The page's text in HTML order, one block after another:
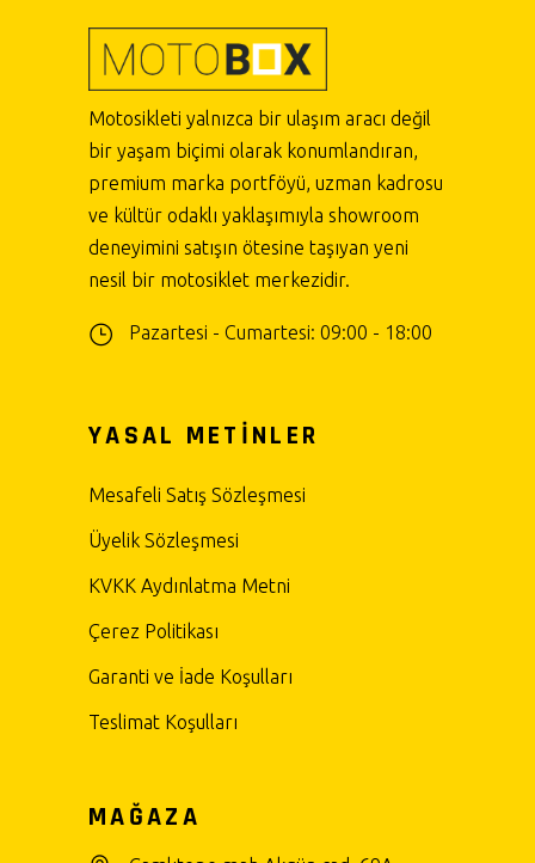
Motosikleti yalnızca bir ulaşım aracı değil
bir yaşam biçimi olarak konumlandıran,
premium marka portföyü, uzman kadrosu
ve kültür odaklı yaklaşımıyla showroom
deneyimini satışın ötesine taşıyan yeni
nesil bir motosiklet merkezidir.
Pazartesi - Cumartesi: 09:00 - 18:00
YASAL METİNLER
Mesafeli Satış Sözleşmesi
Üyelik Sözleşmesi
KVKK Aydınlatma Metni
Çerez Politikası
Garanti ve İade Koşulları
Teslimat Koşulları
MAĞAZA